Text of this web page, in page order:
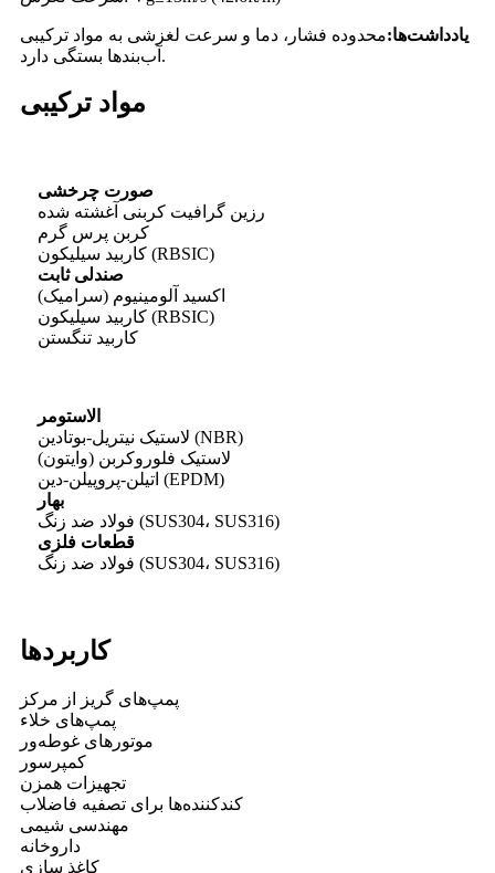
یادداشت‌ها:محدوده فشار، دما و سرعت لغزشی به مواد ترکیبی
آب‌بندها بستگی دارد.
مواد ترکیبی
صورت چرخشی
رزین گرافیت کربنی آغشته شده
کربن پرس گرم
کاربید سیلیکون (RBSIC)
صندلی ثابت
اکسید آلومینیوم (سرامیک)
کاربید سیلیکون (RBSIC)
کاربید تنگستن
الاستومر
لاستیک نیتریل-بوتادین (NBR)
لاستیک فلوروکربن (وایتون)
اتیلن-پروپیلن-دین (EPDM)
بهار
فولاد ضد زنگ (SUS304، SUS316)
قطعات فلزی
فولاد ضد زنگ (SUS304، SUS316)
کاربردها
پمپ‌های گریز از مرکز
پمپ‌های خلاء
موتورهای غوطه‌ور
کمپرسور
تجهیزات همزن
کندکننده‌ها برای تصفیه فاضلاب
مهندسی شیمی
داروخانه
کاغذ سازی